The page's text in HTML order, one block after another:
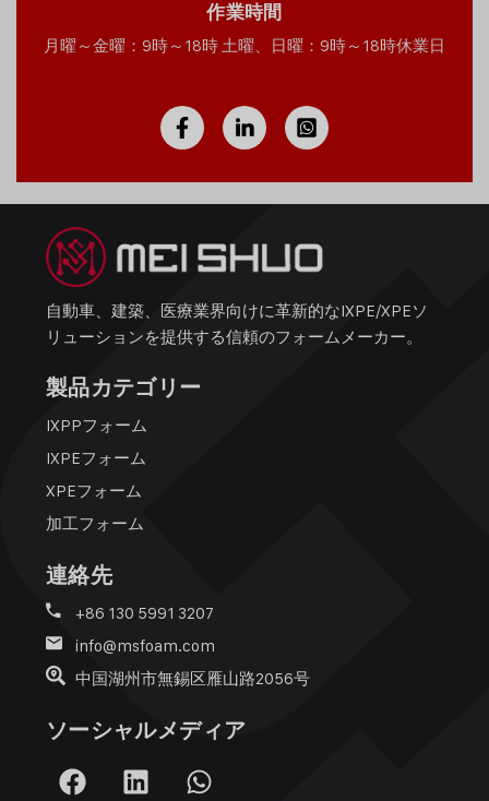
作業時間
月曜～金曜：9時～18時 土曜、日曜：9時～18時休業日
自動車、建築、医療業界向けに革新的なIXPE/XPEソ
リューションを提供する信頼のフォームメーカー。
製品カテゴリー
IXPPフォーム
IXPEフォーム
XPEフォーム
加工フォーム
連絡先
+86 130 5991 3207
info@msfoam.com
中国湖州市無錫区雁山路2056号
ソーシャルメディア